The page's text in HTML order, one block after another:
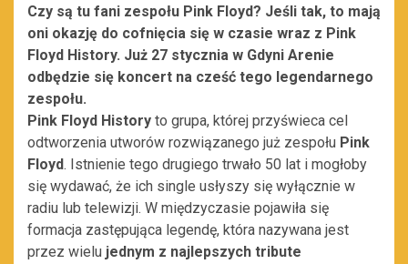
Czy są tu fani zespołu Pink Floyd? Jeśli tak, to mają
oni okazję do cofnięcia się w czasie wraz z Pink
Floyd History. Już 27 stycznia w Gdyni Arenie
odbędzie się koncert na cześć tego legendarnego
zespołu.
Pink Floyd History to grupa, której przyświeca cel
odtworzenia utworów rozwiązanego już zespołu Pink
Floyd. Istnienie tego drugiego trwało 50 lat i mogłoby
się wydawać, że ich single usłyszy się wyłącznie w
radiu lub telewizji. W międzyczasie pojawiła się
formacja zastępująca legendę, która nazywana jest
przez wielu jednym z najlepszych tribute